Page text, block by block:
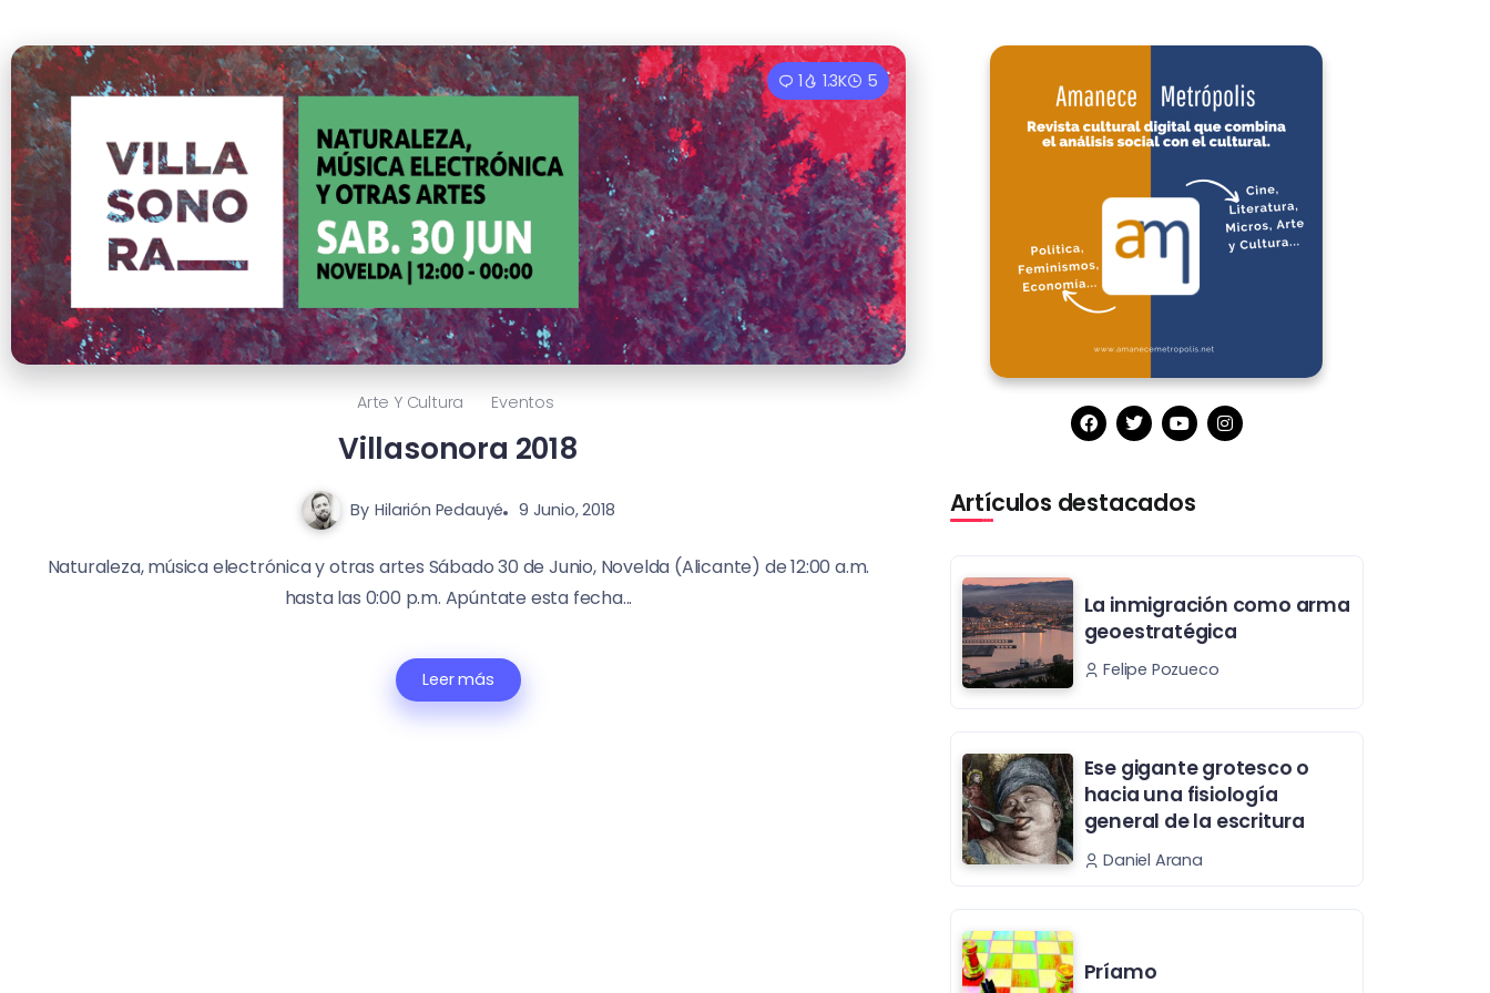
1 1.3K 5
Arte Y Cultura Eventos
Villasonora 2018
By Hilarión Pedauyé 9 Junio, 2018
Naturaleza, música electrónica y otras artes Sábado 30 de Junio, Novelda (Alicante) de 12:00 a.m.
hasta las 0:00 p.m. Apúntate esta fecha...
Leer más
Artículos destacados
La inmigración como arma
geoestratégica
Felipe Pozueco
Ese gigante grotesco o
hacia una fisiología
general de la escritura
Daniel Arana
Príamo